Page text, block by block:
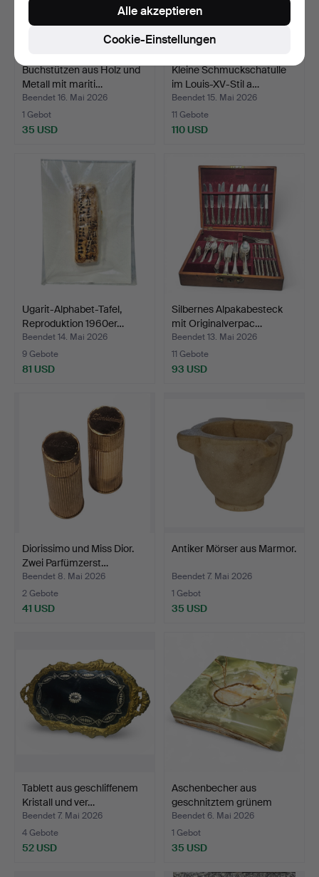
Buchstützen aus Holz und
Metall mit mariti…
Beendet 16. Mai 2026
1 Gebot
35 USD
Kleine Schmuckschatulle
im Louis-XV-Stil a…
Beendet 15. Mai 2026
11 Gebote
110 USD
Ugarit-Alphabet-Tafel,
Reproduktion 1960er…
Beendet 14. Mai 2026
9 Gebote
81 USD
Silbernes Alpakabesteck
mit Originalverpac…
Beendet 13. Mai 2026
11 Gebote
93 USD
Diorissimo und Miss Dior.
Zwei Parfümzerst…
Beendet 8. Mai 2026
2 Gebote
41 USD
Antiker Mörser aus Marmor.
Beendet 7. Mai 2026
1 Gebot
35 USD
Tablett aus geschliffenem
Kristall und ver…
Beendet 7. Mai 2026
4 Gebote
52 USD
Aschenbecher aus
geschnitztem grünem
Onyx.
Beendet 6. Mai 2026
1 Gebot
35 USD
Cookie-Einstellungen
Alle akzeptieren